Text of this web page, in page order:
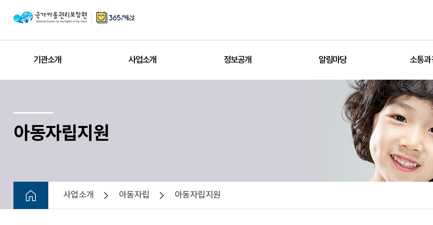
기관소개 사업소개 정보공개 알림마당 소통과
아동자립지원
사업소개 아동자립 아동자립지원